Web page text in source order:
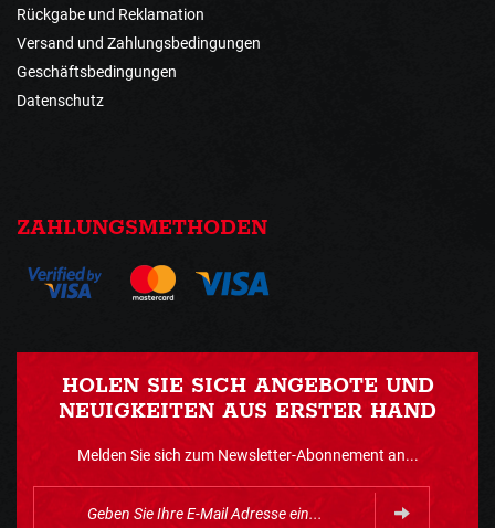
Rückgabe und Reklamation
Versand und Zahlungsbedingungen
Geschäftsbedingungen
Datenschutz
ZAHLUNGSMETHODEN
HOLEN SIE SICH ANGEBOTE UND
NEUIGKEITEN AUS ERSTER HAND
Melden Sie sich zum Newsletter-Abonnement an...